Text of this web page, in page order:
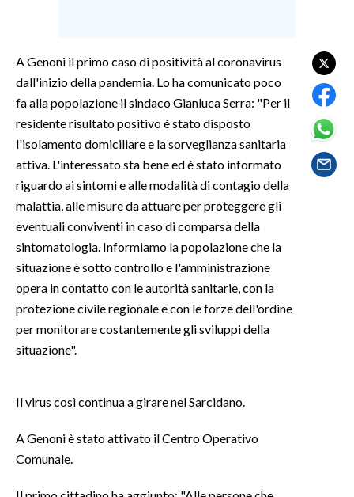
SPETTACOLI
GOSSIP
SALUTE
SARDI NEL MONDO
EVENTI
INSULARITÀ
INFO AZIENDE
ABBONATI
A Genoni il primo caso di positività al coronavirus
dall'inizio della pandemia. Lo ha comunicato poco
fa alla popolazione il sindaco Gianluca Serra: "Per il
residente risultato positivo è stato disposto
l'isolamento domiciliare e la sorveglianza sanitaria
attiva. L'interessato sta bene ed è stato informato
riguardo ai sintomi e alle modalità di contagio della
malattia, alle misure da attuare per proteggere gli
eventuali conviventi in caso di comparsa della
sintomatologia. Informiamo la popolazione che la
situazione è sotto controllo e l'amministrazione
opera in contatto con le autorità sanitarie, con la
protezione civile regionale e con le forze dell'ordine
per monitorare costantemente gli sviluppi della
situazione".
Il virus così continua a girare nel Sarcidano.
A Genoni è stato attivato il Centro Operativo
Comunale.